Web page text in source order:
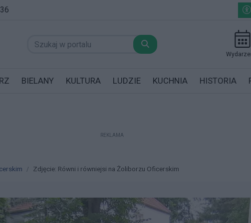
BIELANY KULTURA LUDZIE KUCHNIA HISTORIA
REKLAMA
Zdjęcie: Równi i równiejsi na Żoliborzu Oficerskim